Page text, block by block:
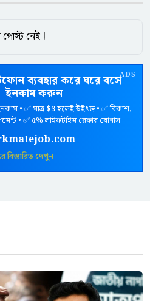
নেই !
ADS
ব্যবহার করে ঘরে বসে
ইনকাম করুন
• ✅ মাত্র$3হলেই উইথড্র • ✅ বিকাশ,
• ✅ ৫% লাইফটাইম রেফার বোনাস
বিস্তারিত দেখুন